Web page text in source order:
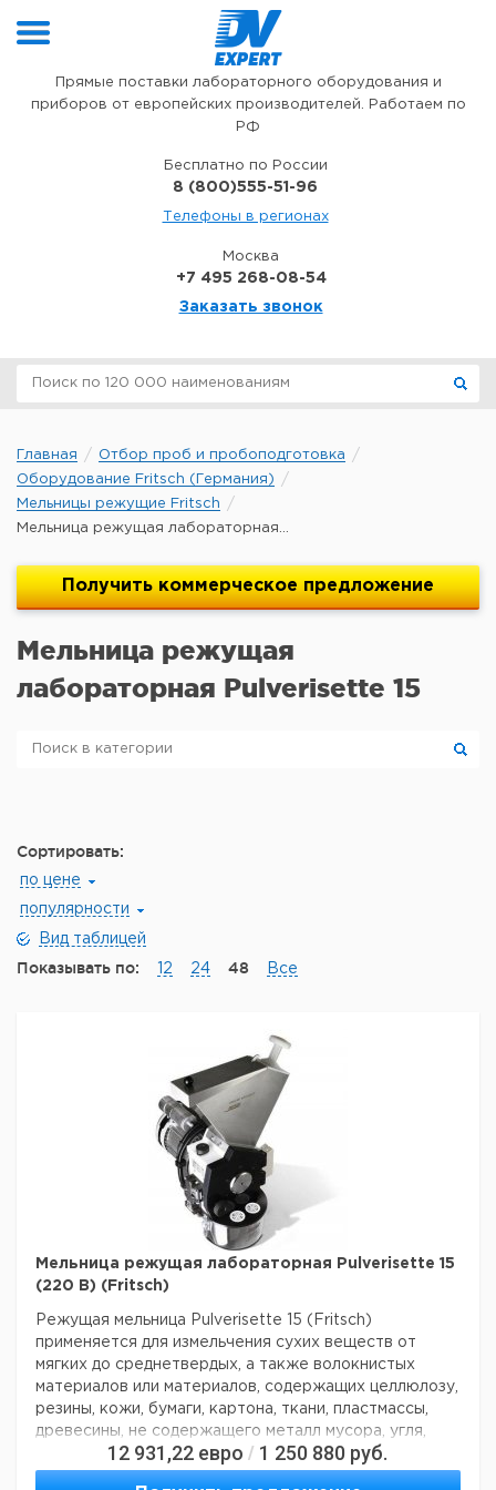
Прямые поставки лабораторного оборудования и
приборов от европейских производителей. Работаем по
РФ
Бесплатно по России
8 (800)555-51-96
Телефоны в регионах
Москва
+7 495 268-08-54
Заказать звонок
Главная
Отбор проб и пробоподготовка
Оборудование Fritsch (Германия)
Мельницы режущие Fritsch
Мельница режущая лабораторная...
Получить коммерческое предложение
Мельница режущая
лабораторная Pulverisette 15
Сортировать:
по цене
популярности
Вид таблицей
Показывать по: 12 24 48 Все
Мельница режущая лабораторная Pulverisette 15
(220 В) (Fritsch)
Режущая мельница Pulverisette 15 (Fritsch)
применяется для измельчения сухих веществ от
мягких до среднетвердых, а также волокнистых
материалов или материалов, содержащих целлюлозу,
резины, кожи, бумаги, картона, ткани, пластмассы,
древесины, не содержащего металл мусора, угля,
кормов, кукурузы, зерна, кондитерских изделий,
солода, макаронных изделий, пряностей, сушеного
12 931,22 евро / 1 250 880 руб.